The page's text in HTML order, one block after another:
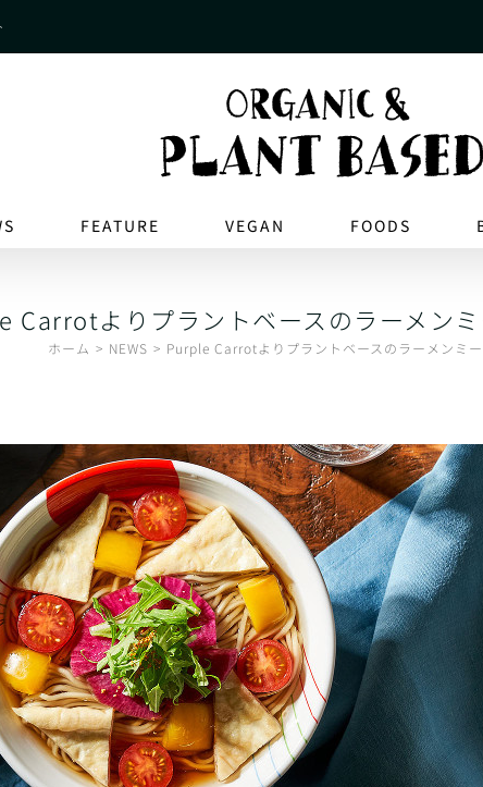
FEATURE VEGAN FOODS
Carrotよりプラントベースのラーメン
ホーム NEWS Purple Carrotよりプラントベースのラーメンミ